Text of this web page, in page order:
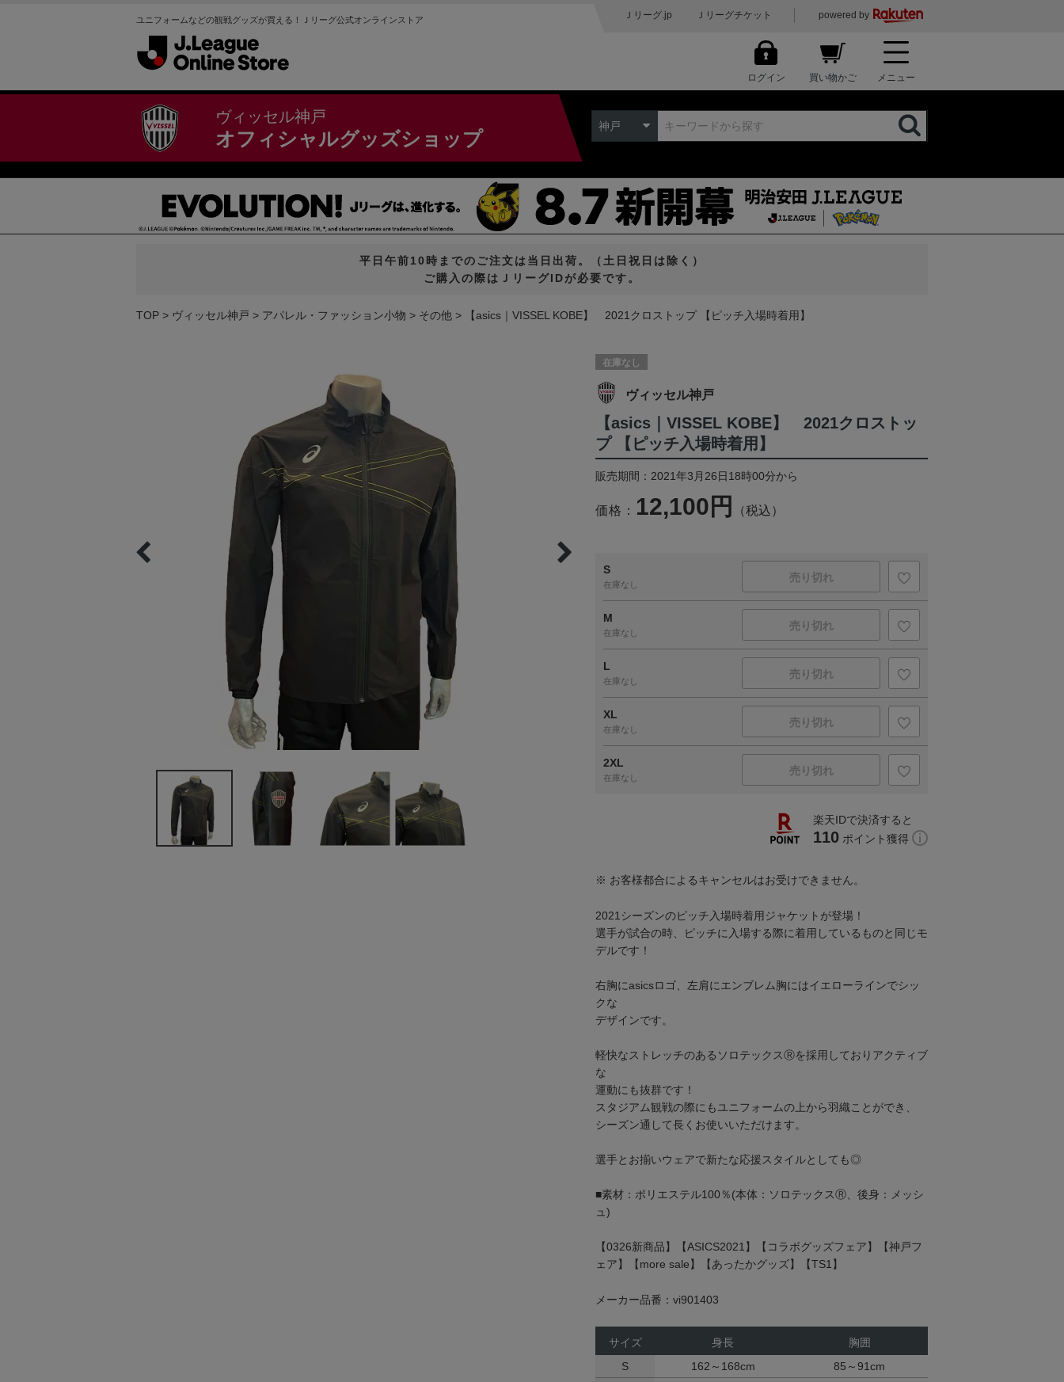
ユニフォームなどの観戦グッズが買える！Ｊリーグ公式オンラインストア Ｊリーグ.jp Ｊリーグチケット powered by
ログイン 買い物かご メニュー
ヴィッセル神戸
オフィシャルグッズショップ
神戸
平日午前10時までのご注文は当日出荷。（土日祝日は除く）
ご購入の際はＪリーグIDが必要です。
TOP ヴィッセル神戸 アパレル・ファッション小物 その他 【asics｜VISSEL KOBE】 2021クロストップ 【ピッチ入場時着用】
在庫なし
ヴィッセル神戸
【asics｜VISSEL KOBE】 2021クロストッ
プ 【ピッチ入場時着用】
販売期間：2021年3月26日18時00分から
価格： 12,100円 （税込）
S
在庫なし
売り切れ
M
在庫なし
売り切れ
L
在庫なし
売り切れ
XL
在庫なし
売り切れ
2XL
在庫なし
売り切れ
楽天IDで決済すると
110 ポイント獲得
※ お客様都合によるキャンセルはお受けできません。
2021シーズンのピッチ入場時着用ジャケットが登場！
選手が試合の時、ピッチに入場する際に着用しているものと同じモ
デルです！
右胸にasicsロゴ、左肩にエンブレム胸にはイエローラインでシッ
クな
デザインです。
軽快なストレッチのあるソロテックスⓇを採用しておりアクティブ
な
運動にも抜群です！
スタジアム観戦の際にもユニフォームの上から羽織ことができ、
シーズン通して長くお使いいただけます。
選手とお揃いウェアで新たな応援スタイルとしても◎
■素材：ポリエステル100％(本体：ソロテックスⓇ、後身：メッシ
ュ)
【0326新商品】【ASICS2021】【コラボグッズフェア】【神戸フ
ェア】【more sale】【あったかグッズ】【TS1】
メーカー品番：vi901403
サイズ 身長
胸囲
S
162～168cm
85～91cm